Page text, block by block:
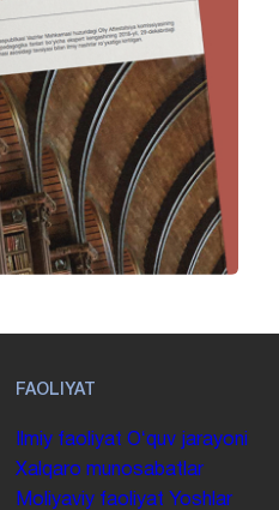
FAOLIYAT
Ilmiy faoliyat Oʻquv jarayoni
Xalqaro munosabatlar
Moliyaviy faoliyat Yoshlar